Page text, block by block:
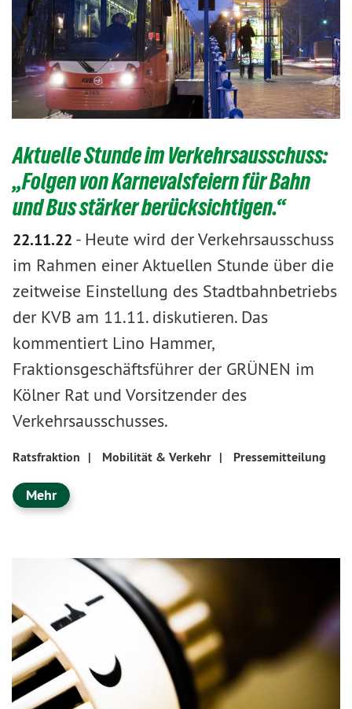
Aktuelle Stunde im Verkehrsausschuss:
„Folgen von Karnevalsfeiern für Bahn
und Bus stärker berücksichtigen.“
22.11.22 - Heute wird der Verkehrsausschuss
im Rahmen einer Aktuellen Stunde über die
zeitweise Einstellung des Stadtbahnbetriebs
der KVB am 11.11. diskutieren. Das
kommentiert Lino Hammer,
Fraktionsgeschäftsführer der GRÜNEN im
Kölner Rat und Vorsitzender des
Verkehrsausschusses.
Ratsfraktion | Mobilität & Verkehr | Pressemitteilung
Mehr